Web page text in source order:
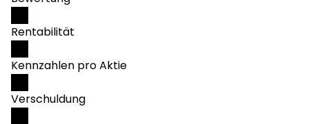
Rentabilität
Kennzahlen pro Aktie
Verschuldung